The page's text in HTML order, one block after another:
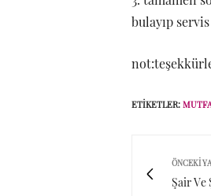
bulayıp
ETIKETLER:
ÖNCEKI
Şair Ve